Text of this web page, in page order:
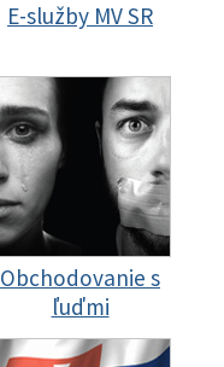
E-služby MV SR
Obchodovanie s
ľuďmi